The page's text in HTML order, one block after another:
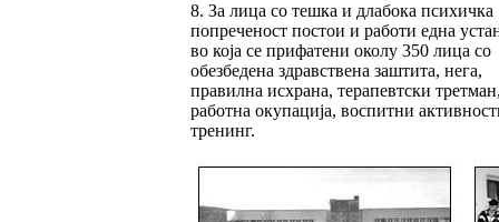
8. За лица со тешка и длабока психичка
попреченост постои и работи една
во која се прифатени околу 350 лица со
обезбедена здравствена заштита, нега,
правилна исхрана, терапевтски
работна окупација, воспитни
тренинг.